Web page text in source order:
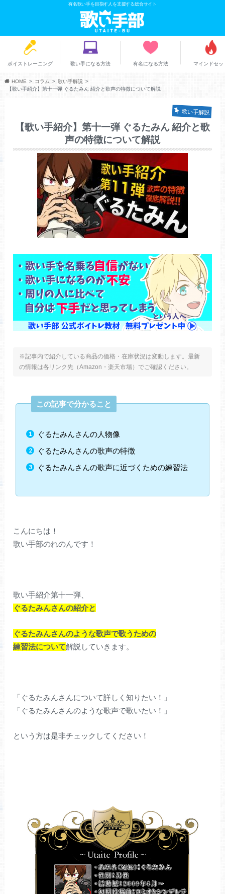
有名歌い手を目指す人を支援する総合サイト
ボイストレーニング 歌い手になる方法 有名になる方法 マインドセッ
HOME コラム
歌い手解説
【歌い手紹介】第十一弾 ぐるたみん 紹介と歌声の特徴について解説
歌い手解説
【歌い手紹介】第十一弾 ぐるたみん 紹介と歌
声の特徴について解説
※記事内で紹介している商品の価格・在庫状況は変動します。最新
の情報は各リンク先（Amazon・楽天市場）でご確認ください。
この記事で分かること
ぐるたみんさんの人物像
ぐるたみんさんの歌声の特徴
ぐるたみんさんの歌声に近づくための練習法
こんにちは！
歌い手部のれのんです！
歌い手紹介第十一弾、
ぐるたみんさんの紹介と
ぐるたみんさんのような歌声で歌うための
練習法について解説していきます。
「ぐるたみんさんについて詳しく知りたい！」
「ぐるたみんさんのような歌声で歌いたい！」
という方は是非チェックしてください！